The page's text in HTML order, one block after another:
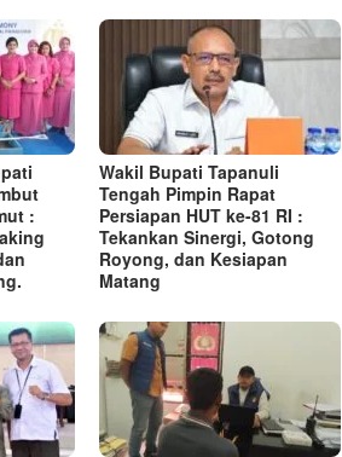
:
Wakil Bupati Tapanuli
Tengah Pimpin Rapat
Persiapan HUT ke-81 RI :
Tekankan Sinergi, Gotong
Royong, dan Kesiapan
Matang